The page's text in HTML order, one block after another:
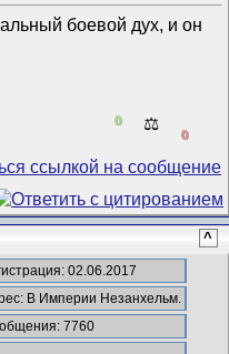
боевой дух, и он
0 ⚖️
0
^
02.06.2017
В Империи Незанхельм.
7760